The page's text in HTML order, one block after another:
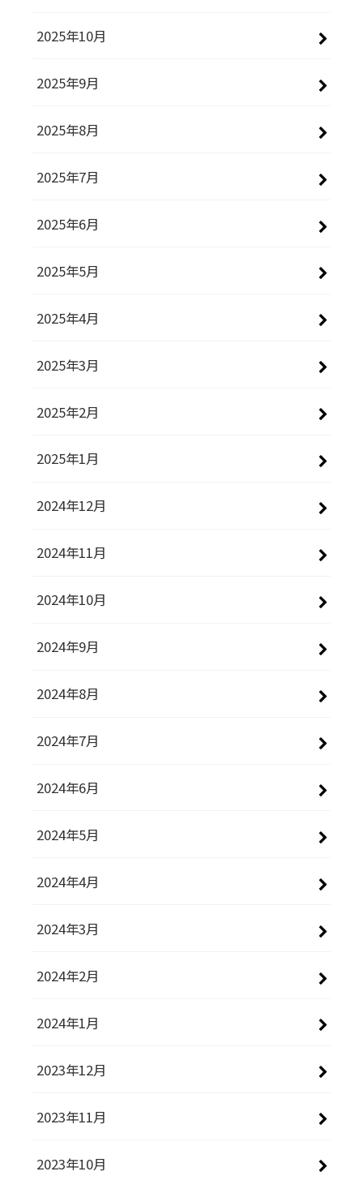
2025年10月
2025年9月
2025年8月
2025年7月
2025年6月
2025年5月
2025年4月
2025年3月
2025年2月
2025年1月
2024年12月
2024年11月
2024年10月
2024年9月
2024年8月
2024年7月
2024年6月
2024年5月
2024年4月
2024年3月
2024年2月
2024年1月
2023年12月
2023年11月
2023年10月